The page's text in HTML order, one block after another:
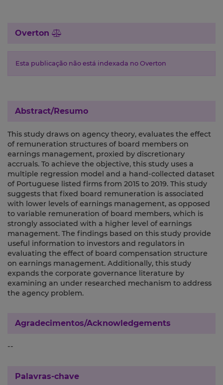
Overton
Esta publicação não está indexada no Overton
Abstract/Resumo
This study draws on agency theory, evaluates the effect
of remuneration structures of board members on
earnings management, proxied by discretionary
accruals. To achieve the objective, this study uses a
multiple regression model and a hand-collected dataset
of Portuguese listed firms from 2015 to 2019. This study
suggests that fixed board remuneration is associated
with lower levels of earnings management, as opposed
to variable remuneration of board members, which is
strongly associated with a higher level of earnings
management. The findings based on this study provide
useful information to investors and regulators in
evaluating the effect of board compensation structure
on earnings management. Additionally, this study
expands the corporate governance literature by
examining an under researched mechanism to address
the agency problem.
Agradecimentos/Acknowledgements
--
Palavras-chave